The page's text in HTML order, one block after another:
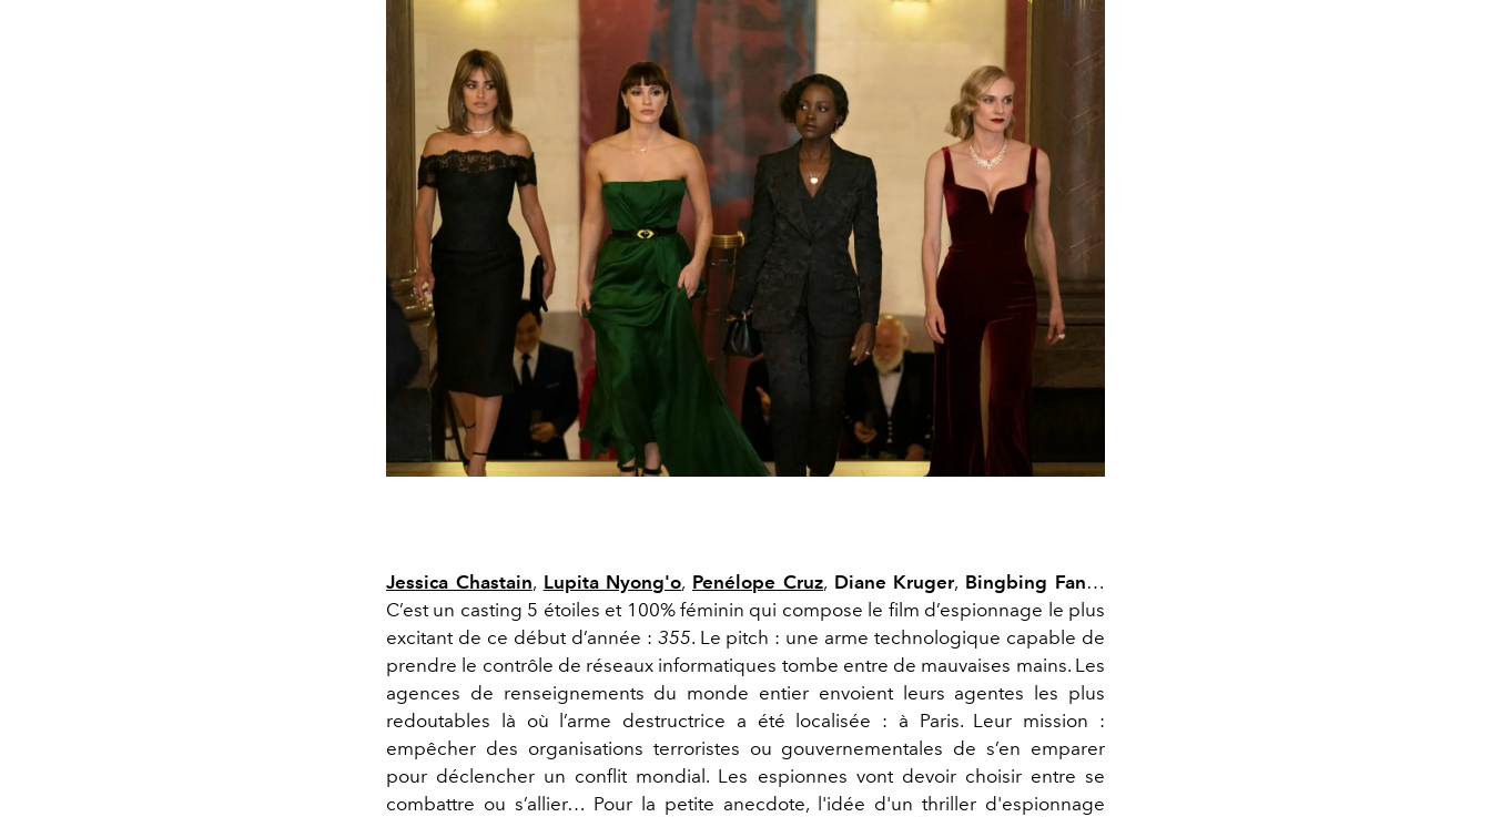
Jessica Chastain, Lupita Nyong'o, Penélope Cruz, Diane Kruger, Bingbing Fan…
C’est un casting 5 étoiles et 100% féminin qui compose le film d’espionnage le plus
excitant de ce début d’année : 355. Le pitch : une arme technologique capable de
prendre le contrôle de réseaux informatiques tombe entre de mauvaises mains. Les
agences de renseignements du monde entier envoient leurs agentes les plus
redoutables là où l’arme destructrice a été localisée : à Paris. Leur mission :
empêcher des organisations terroristes ou gouvernementales de s’en emparer
pour déclencher un conflit mondial. Les espionnes vont devoir choisir entre se
combattre ou s’allier… Pour la petite anecdote, l'idée d'un thriller d'espionnage